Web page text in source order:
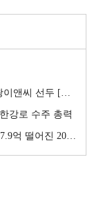
분양왕-강원·제주]
강로 수주 총력
에 거래 [일일 하락가]